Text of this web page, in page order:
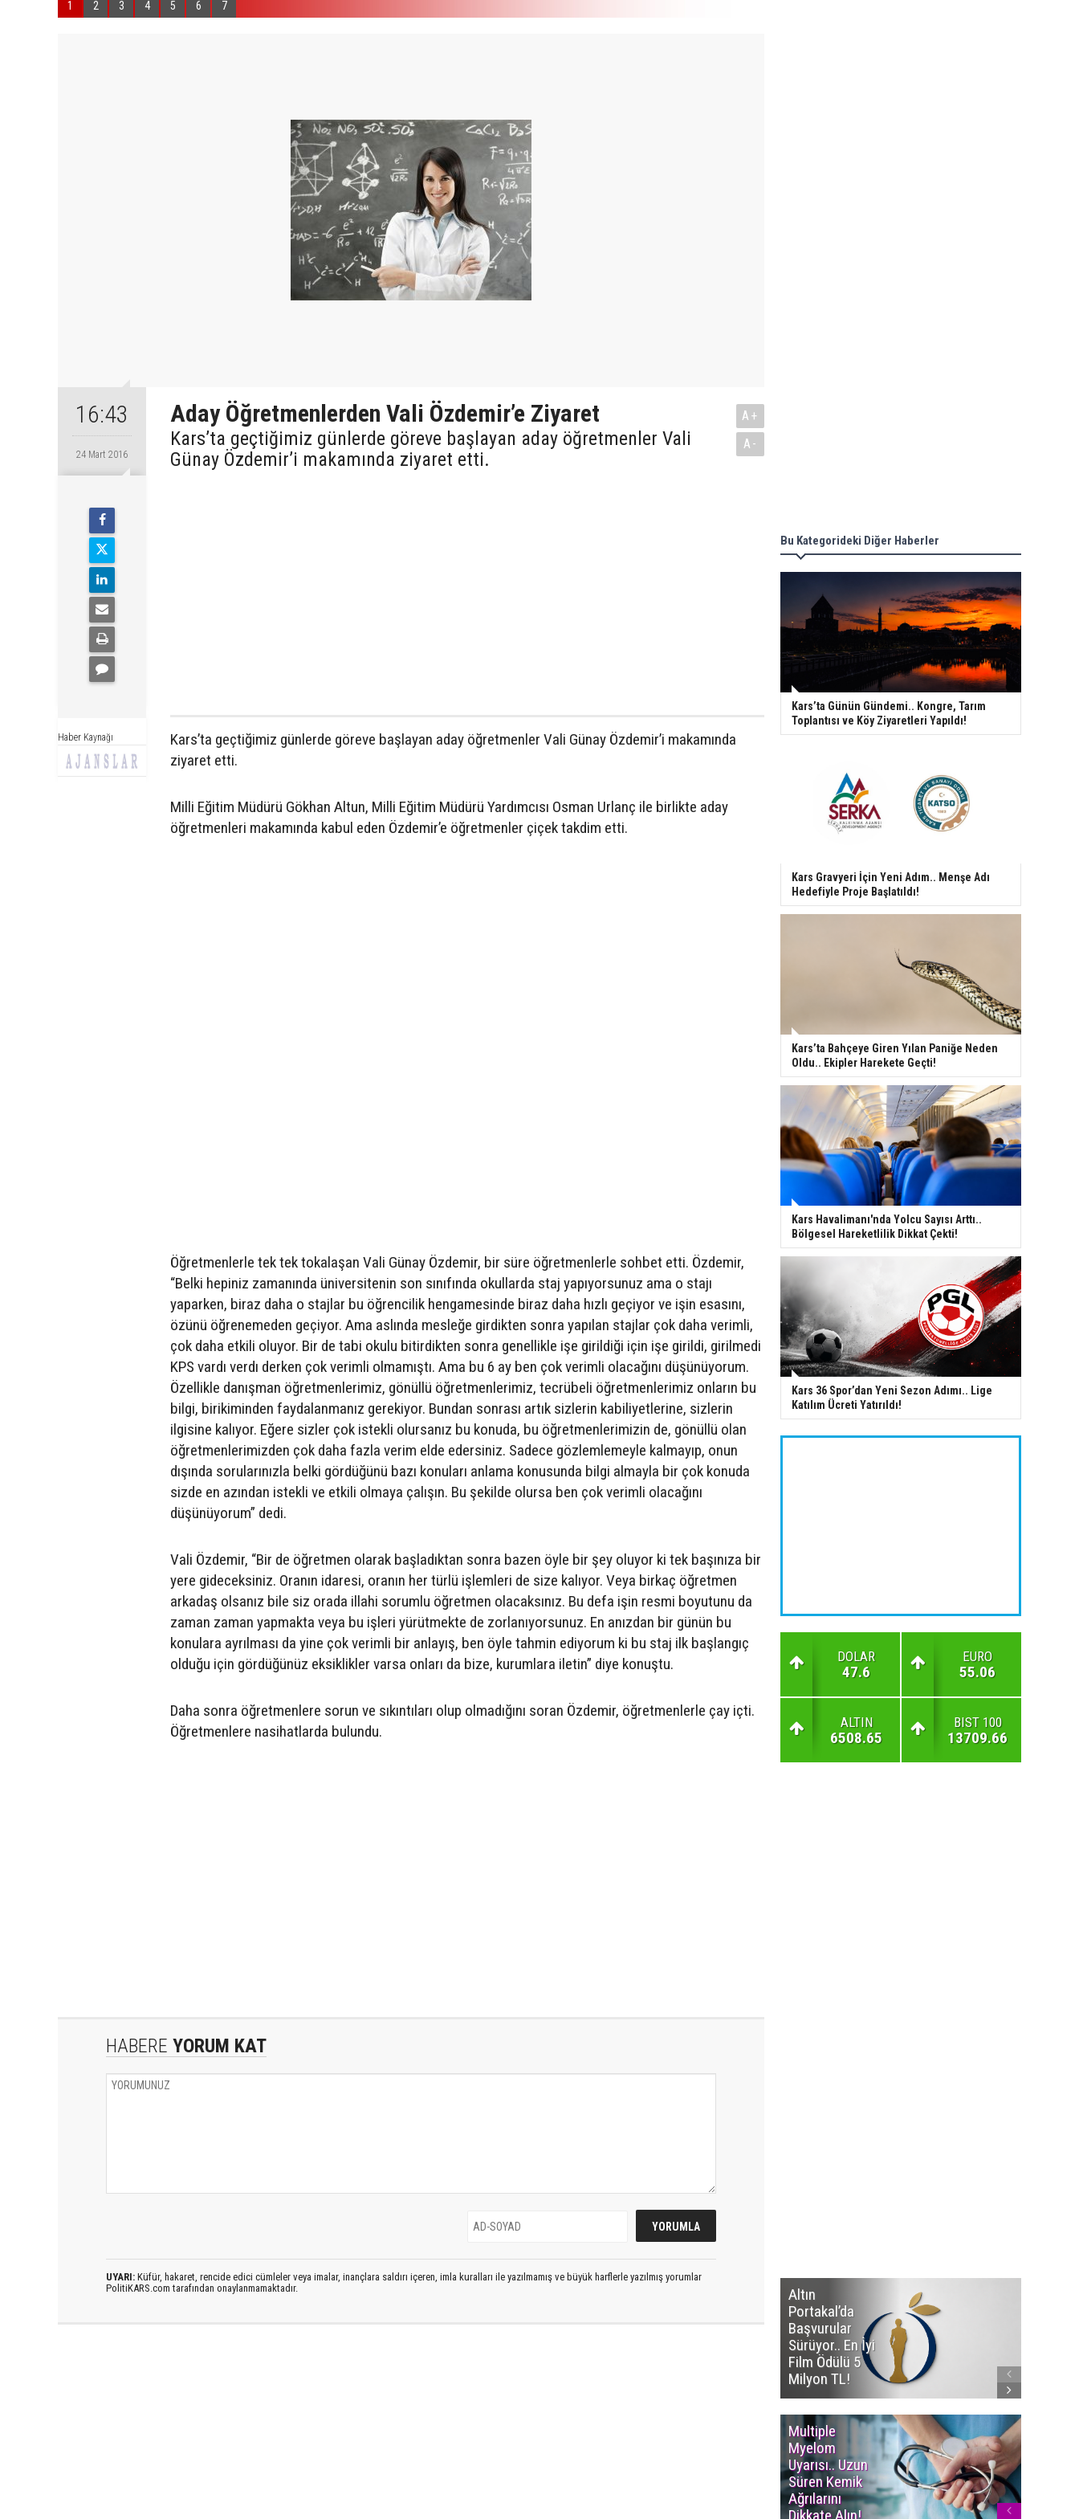
1 2 3 4 5 6 7
16:43
24 Mart 2016
Haber Kaynağı
Aday Öğretmenlerden Vali Özdemir’e Ziyaret
Kars’ta geçtiğimiz günlerde göreve başlayan aday öğretmenler Vali
Günay Özdemir’i makamında ziyaret etti.
A+
A-
Kars’ta geçtiğimiz günlerde göreve başlayan aday öğretmenler Vali Günay Özdemir’i makamında
ziyaret etti.
Milli Eğitim Müdürü Gökhan Altun, Milli Eğitim Müdürü Yardımcısı Osman Urlanç ile birlikte aday
öğretmenleri makamında kabul eden Özdemir’e öğretmenler çiçek takdim etti.
Öğretmenlerle tek tek tokalaşan Vali Günay Özdemir, bir süre öğretmenlerle sohbet etti. Özdemir,
“Belki hepiniz zamanında üniversitenin son sınıfında okullarda staj yapıyorsunuz ama o stajı
yaparken, biraz daha o stajlar bu öğrencilik hengamesinde biraz daha hızlı geçiyor ve işin esasını,
özünü öğrenemeden geçiyor. Ama aslında mesleğe girdikten sonra yapılan stajlar çok daha verimli,
çok daha etkili oluyor. Bir de tabi okulu bitirdikten sonra genellikle işe girildiği için işe girildi, girilmedi
KPS vardı verdı derken çok verimli olmamıştı. Ama bu 6 ay ben çok verimli olacağını düşünüyorum.
Özellikle danışman öğretmenlerimiz, gönüllü öğretmenlerimiz, tecrübeli öğretmenlerimiz onların bu
bilgi, birikiminden faydalanmanız gerekiyor. Bundan sonrası artık sizlerin kabiliyetlerine, sizlerin
ilgisine kalıyor. Eğere sizler çok istekli olursanız bu konuda, bu öğretmenlerimizin de, gönüllü olan
öğretmenlerimizden çok daha fazla verim elde edersiniz. Sadece gözlemlemeyle kalmayıp, onun
dışında sorularınızla belki gördüğünü bazı konuları anlama konusunda bilgi almayla bir çok konuda
sizde en azından istekli ve etkili olmaya çalışın. Bu şekilde olursa ben çok verimli olacağını
düşünüyorum” dedi.
Vali Özdemir, “Bir de öğretmen olarak başladıktan sonra bazen öyle bir şey oluyor ki tek başınıza bir
yere gideceksiniz. Oranın idaresi, oranın her türlü işlemleri de size kalıyor. Veya birkaç öğretmen
arkadaş olsanız bile siz orada illahi sorumlu öğretmen olacaksınız. Bu defa işin resmi boyutunu da
zaman zaman yapmakta veya bu işleri yürütmekte de zorlanıyorsunuz. En anızdan bir günün bu
konulara ayrılması da yine çok verimli bir anlayış, ben öyle tahmin ediyorum ki bu staj ilk başlangıç
olduğu için gördüğünüz eksiklikler varsa onları da bize, kurumlara iletin” diye konuştu.
Daha sonra öğretmenlere sorun ve sıkıntıları olup olmadığını soran Özdemir, öğretmenlerle çay içti.
Öğretmenlere nasihatlarda bulundu.
HABERE YORUM KAT
UYARI: Küfür, hakaret, rencide edici cümleler veya imalar, inançlara saldırı içeren, imla kuralları ile yazılmamış ve büyük harflerle yazılmış yorumlar
PolitiKARS.com tarafından onaylanmamaktadır.
Bu Kategorideki Diğer Haberler
Kars’ta Günün Gündemi.. Kongre, Tarım
Toplantısı ve Köy Ziyaretleri Yapıldı!
Kars Gravyeri İçin Yeni Adım.. Menşe Adı
Hedefiyle Proje Başlatıldı!
Kars’ta Bahçeye Giren Yılan Paniğe Neden
Oldu.. Ekipler Harekete Geçti!
Kars Havalimanı'nda Yolcu Sayısı Arttı..
Bölgesel Hareketlilik Dikkat Çekti!
Kars 36 Spor’dan Yeni Sezon Adımı.. Lige
Katılım Ücreti Yatırıldı!
DOLAR
47.6
EURO
55.06
ALTIN
6508.65
BIST 100
13709.66
Altın
Portakal’da
Başvurular
Sürüyor.. En İyi
Film Ödülü 5
Milyon TL!
Multiple
Myelom
Uyarısı.. Uzun
Süren Kemik
Ağrılarını